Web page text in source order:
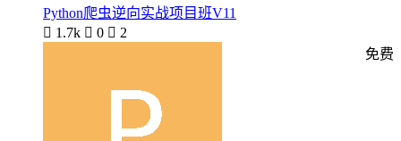
Python爬虫逆向实战项目班V11
 1.7k  0  2
免费